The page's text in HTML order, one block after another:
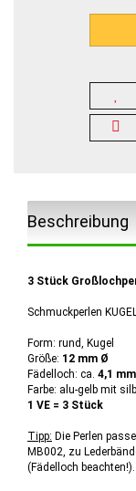
Beschreibung
3 Stück
Schmuckperlen
Form: rund, Kugel
Größe: 12 mm Ø
Fädelloch: ca. 4,1 mm
Farbe: alu-gelb mit
1 VE = 3 Stück
Tipp: Die Perlen
MB002, zu
(Fädelloch beachten!).